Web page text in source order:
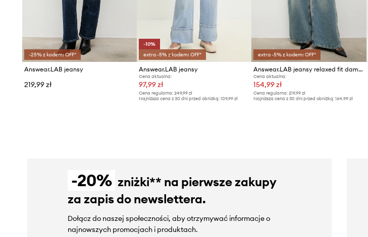
-25% z kodem: OFF*
Answear.LAB jeansy
219,99 zł
-10%
extra -5% z kodem: OFF*
Answear.LAB jeansy
Cena aktualna:
97,99 zł
Cena regularna:249,99 zł
Najniższa cena z 30 dni przed obniżką:109,99 zł
extra -5% z kodem: OFF*
Answear.LAB jeansy relaxed fit damskie
Cena aktualna:
154,99 zł
Cena regularna: 219,99 zł
Najniższa cena z 30 dni przed obniżką: 164,99 zł
-20% zniżki** na pierwsze zakupy
za zapis do newslettera.
Dołącz do naszej społeczności, aby otrzymywać informacje o
najnowszych promocjach i produktach.